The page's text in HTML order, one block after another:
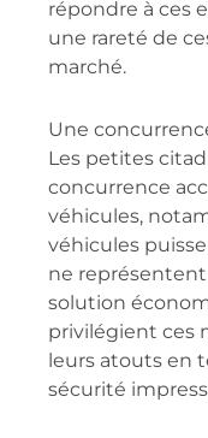
répondre à ces
une rareté de
marché.
Une
Les petites
concurrence
véhicules,
véhicules
ne
solution
privilégient ces
leurs atouts en
sécurité